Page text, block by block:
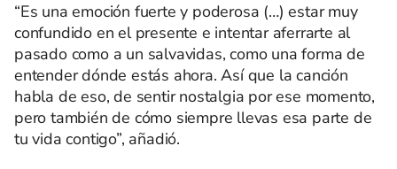
“Es una emoción fuerte y poderosa (…) estar muy
confundido en el presente e intentar aferrarte al
pasado como a un salvavidas, como una forma de
entender dónde estás ahora. Así que la canción
habla de eso, de sentir nostalgia por ese momento,
pero también de cómo siempre llevas esa parte de
tu vida contigo”, añadió.